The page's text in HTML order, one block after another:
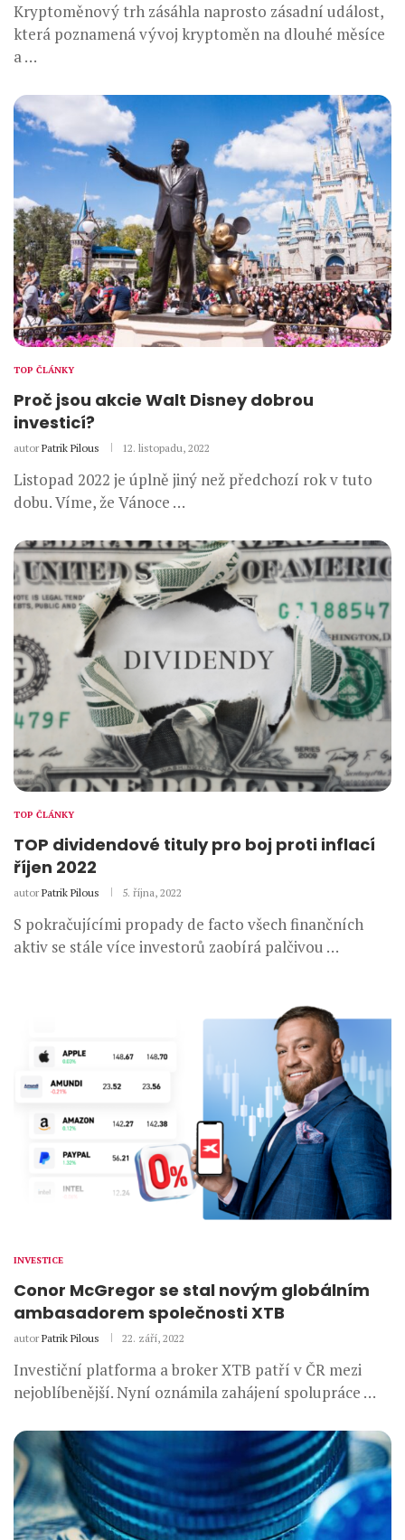
Kryptoměnový trh zásáhla naprosto zásadní událost,
která poznamená vývoj kryptoměn na dlouhé měsíce
a …
TOP ČLÁNKY
Proč jsou akcie Walt Disney dobrou
investicí?
autor Patrik Pilous 12. listopadu, 2022
Listopad 2022 je úplně jiný než předchozí rok v tuto
dobu. Víme, že Vánoce …
TOP ČLÁNKY
TOP dividendové tituly pro boj proti inflací
říjen 2022
autor Patrik Pilous 5. října, 2022
S pokračujícími propady de facto všech finančních
aktiv se stále více investorů zaobírá palčivou …
INVESTICE
Conor McGregor se stal novým globálním
ambasadorem společnosti XTB
autor Patrik Pilous 22. září, 2022
Investiční platforma a broker XTB patří v ČR mezi
nejoblíbenější. Nyní oznámila zahájení spolupráce …